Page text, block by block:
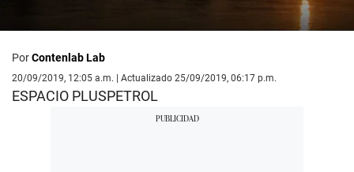
PorContenlab Lab
20/09/2019, 12:05 a.m. | Actualizado 25/09/2019, 06:17 p.m.
ESPACIO PLUSPETROL